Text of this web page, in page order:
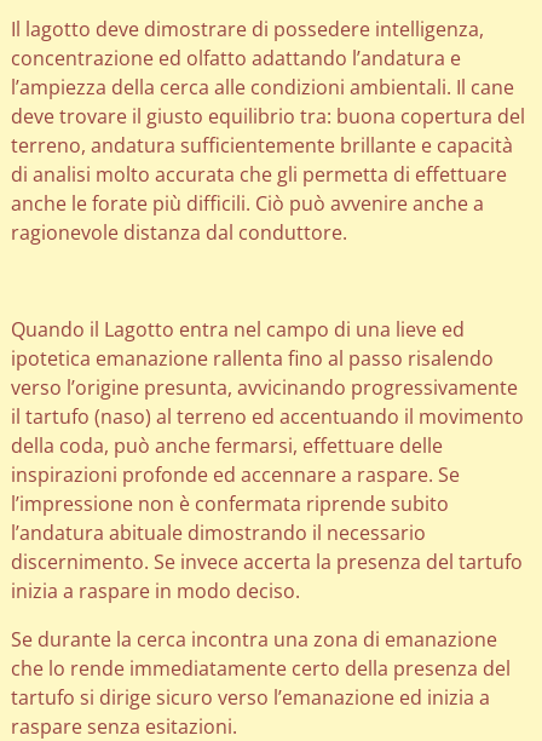
Il lagotto deve dimostrare di possedere intelligenza,
concentrazione ed olfatto adattando l’andatura e
l’ampiezza della cerca alle condizioni ambientali. Il cane
deve trovare il giusto equilibrio tra: buona copertura del
terreno, andatura sufficientemente brillante e capacità
di analisi molto accurata che gli permetta di effettuare
anche le forate più difficili. Ciò può avvenire anche a
ragionevole distanza dal conduttore.
Quando il Lagotto entra nel campo di una lieve ed
ipotetica emanazione rallenta fino al passo risalendo
verso l’origine presunta, avvicinando progressivamente
il tartufo (naso) al terreno ed accentuando il movimento
della coda, può anche fermarsi, effettuare delle
inspirazioni profonde ed accennare a raspare. Se
l’impressione non è confermata riprende subito
l’andatura abituale dimostrando il necessario
discernimento. Se invece accerta la presenza del tartufo
inizia a raspare in modo deciso.
Se durante la cerca incontra una zona di emanazione
che lo rende immediatamente certo della presenza del
tartufo si dirige sicuro verso l’emanazione ed inizia a
raspare senza esitazioni.